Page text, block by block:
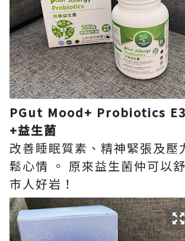
PGut Mood+ Probiotics E3
+益生菌
改善睡眠質素、精神緊張及壓
鬆心情 。 原來益生菌仲可以
市人好岩！